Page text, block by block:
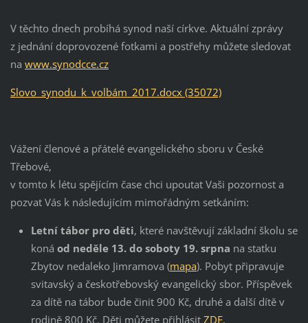
V těchto dnech probíhá synod naší církve. Aktuální zprávy
z jednání doprovozené fotkami a postřehy můžete sledovat
na www.synodcce.cz
Slovo_synodu_k_volbám_2017.docx (35072)
Vážení členové a přátelé evangelického sboru v České
Třebové,
v tomto k létu spějícím čase chci upoutat Vaši pozornost a
pozvat Vás k následujícím mimořádným setkáním:
Letní tábor pro děti, které navštěvují základní školu se
koná od neděle 13. do soboty 19. srpna na statku
Zbytov nedaleko Jimramova (mapa). Pobyt připravuje
svitavský a českotřebovský evangelický sbor. Příspěvek
za dítě na tábor bude činit 900 Kč, druhé a další dítě v
rodině 800 Kč. Děti můžete přihlásit ZDE.